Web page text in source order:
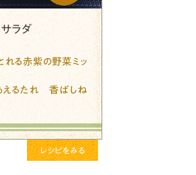
ラダ
れる赤紫の野菜ミッ
えるたれ 香ばしね
レシピをみる